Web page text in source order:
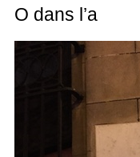
O dans l’a